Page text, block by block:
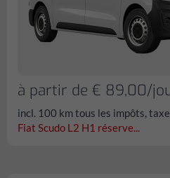
à partir de € 89,00/
incl. 100 km tous les impôts,
Fiat Scudo L2 H1 réserve...